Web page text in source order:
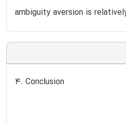
ambiguity aversion is
4. Conclusion